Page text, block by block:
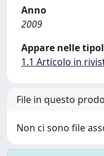
Anno
2009
Appare nelle
1.1 Articolo in
File in questo
Non ci sono file